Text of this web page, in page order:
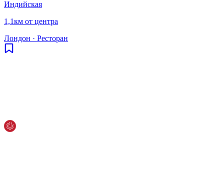
Индийская
1,1км от центра
Лондон · Ресторан